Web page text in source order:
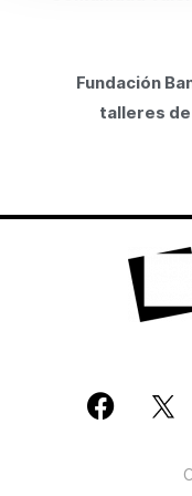
Fundación
talleres